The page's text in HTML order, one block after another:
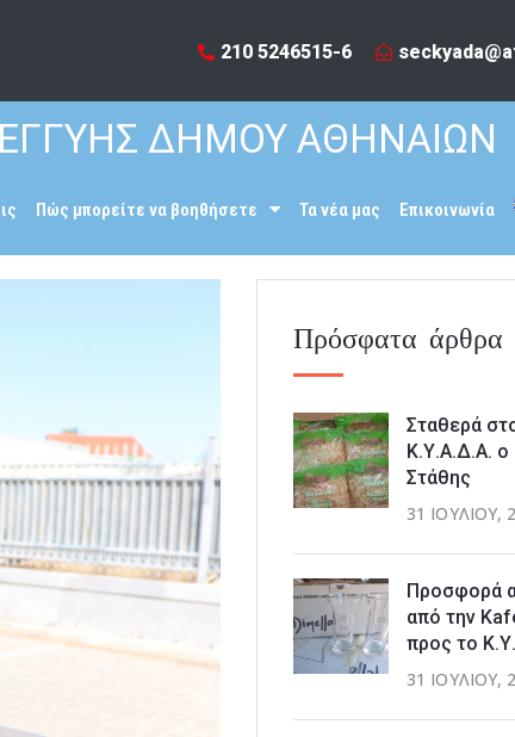
210 5246515-6​
ΔΗΜΟΥ ΑΘΗΝΑΙΩΝ
Πώς μπορείτε να βοηθήσετε Τα νέα μας Επικοινωνία
Πρόσφατα άρθρα
Σταθερά
Κ.Υ.Α.Δ.Α.
Στάθης
31 ΙΟΥΛΊΟΥ,
Προσφορά
από την
προς το
31 ΙΟΥΛΊΟΥ,